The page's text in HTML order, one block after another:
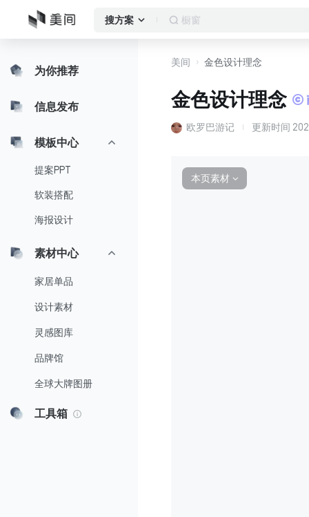
搜方案 橱窗
为你推荐
信息发布
模板中心
提案PPT
软装搭配
海报设计
素材中心
家居单品
设计素材
灵感图库
品牌馆
全球大牌图册
工具箱
美间 金色设计理念
金色设计理念
欧罗巴游记 更新时间
本页素材 ∨